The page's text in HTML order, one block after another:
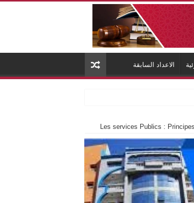
الاعداد السابقة
Les services Publics :